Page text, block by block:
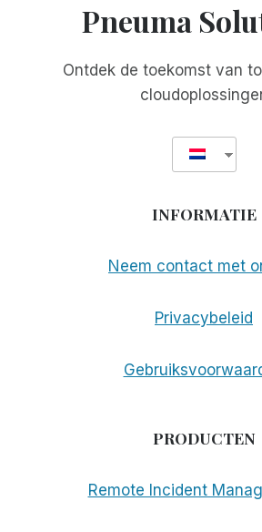
Pneuma
Ontdek de toekomst van
INFORMATIE
Neem contact met
Privacybeleid
PRODUCTEN
Remote Incident